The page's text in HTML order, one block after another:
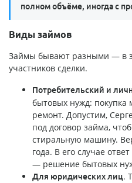
полном объёме, иногда с
Виды займов
Займы бывают разными — в
участников сделки.
Потребительский и
бытовых нужд: покупка
ремонт. Допустим,
под договор займа,
стиральную машину.
года. В его случае
— решение бытовых
Для юридических лиц.